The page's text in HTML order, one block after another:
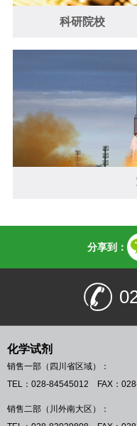
科研院校
分享到：
化学试剂
销售一部（四川省区域）：
TEL：028-84545012 FAX：
销售二部（川外南大区）：